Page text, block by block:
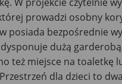
prowadzi osobny
posiada bezpośrednie
dużą
też miejsce na toaletkę
dla dzieci to